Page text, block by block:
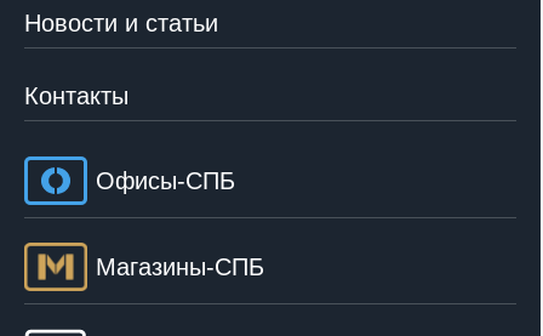
Новости и статьи
Контакты
Офисы-СПБ
Магазины-СПБ